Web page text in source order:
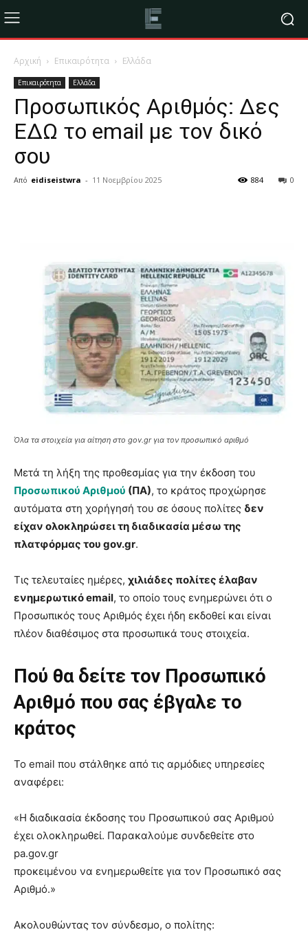
Αρχική Επικαιρότητα Ελλάδα
Επικαιρότητα Ελλάδα
Προσωπικός Αριθμός: Δες
ΕΔΩ το email με τον δικό
σου
Από eidiseistwra - 11 Νοεμβρίου 2025 0
884
Όλα τα στοιχεία για αίτηση στο gov.gr για τον προσωπικό αριθμό
Μετά τη λήξη της προθεσμίας για την έκδοση του
Προσωπικού Αριθμού (ΠΑ), το κράτος προχώρησε
αυτόματα στη χορήγησή του σε όσους πολίτες δεν
είχαν ολοκληρώσει τη διαδικασία μέσω της
πλατφόρμας του gov.gr.
Τις τελευταίες ημέρες, χιλιάδες πολίτες έλαβαν
ενημερωτικό email, το οποίο τους ενημερώνει ότι ο
Προσωπικός τους Αριθμός έχει ήδη εκδοθεί και είναι
πλέον διαθέσιμος στα προσωπικά τους στοιχεία.
Πού θα δείτε τον Προσωπικό
Αριθμό που σας έβγαλε το
κράτος
Το email που στάλθηκε από τις αρμόδιες υπηρεσίες
αναφέρει:
«Η διαδικασία έκδοσης του Προσωπικού σας Αριθμού
έχει ολοκληρωθεί. Παρακαλούμε συνδεθείτε στο
pa.gov.gr
προκειμένου να ενημερωθείτε για τον Προσωπικό σας
Αριθμό.»
Ακολουθώντας τον σύνδεσμο, ο πολίτης: